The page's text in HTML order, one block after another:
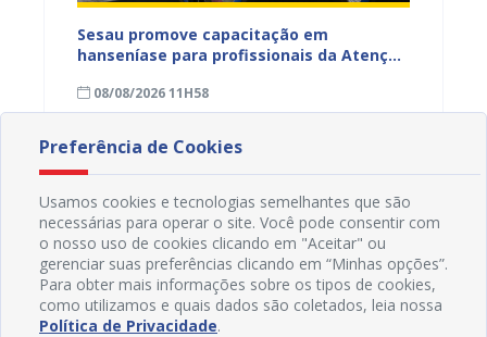
Sesau promove capacitação em
hanseníase para profissionais da Atenção
08/08/2026 11H58
Preferência de Cookies
Usamos cookies e tecnologias semelhantes que são
necessárias para operar o site. Você pode consentir com
o nosso uso de cookies clicando em "Aceitar" ou
gerenciar suas preferências clicando em “Minhas opções”.
Para obter mais informações sobre os tipos de cookies,
como utilizamos e quais dados são coletados, leia nossa
Política de Privacidade.